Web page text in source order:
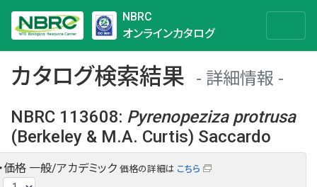
NBRC
オンラインカタログ
カタログ検索結果
詳細情報
NBRC 113608: Pyrenopeziza protrusa
(Berkeley & M.A. Curtis) Saccardo
NBRC 113608の情報や関連データは以下のバナー(DBRP)か
価格 一般/アカデミック 価格の詳細は こちら